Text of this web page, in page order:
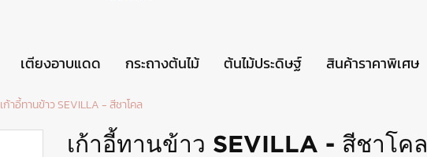
เตียงอาบแดด กระถางต้นไม้ ต้นไม้ประดิษฐ์ สินค้าราคาพิเศษ
เก้าอี้ทานข้าว SEVILLA - สีชาโคล
เก้าอี้ทานข้าว SEVILLA - สีชาโคล